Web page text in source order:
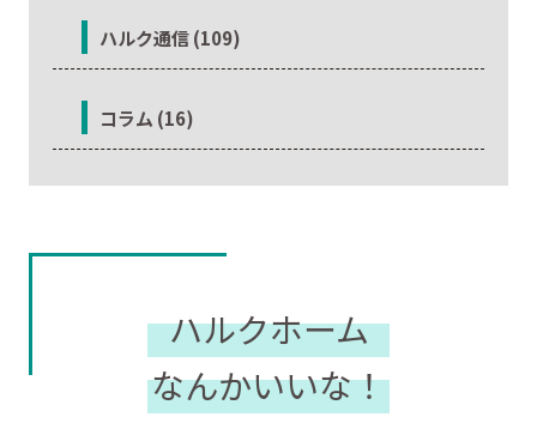
ハルク通信 (109)
コラム (16)
ハルクホーム
なんかいいな！